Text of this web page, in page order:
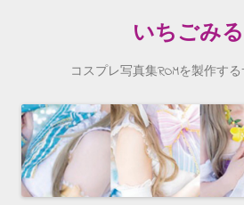
いちごみ
コスプレ写真集ROMを製作する